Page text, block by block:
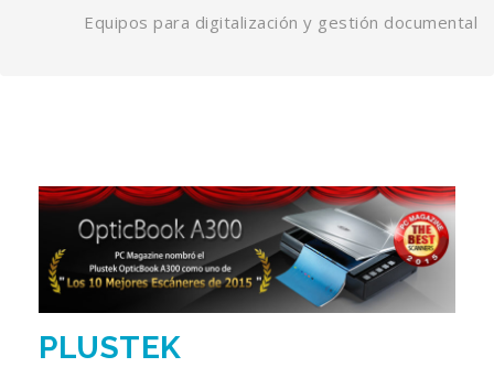
Equipos para digitalización y gestión documental
PLUSTEK